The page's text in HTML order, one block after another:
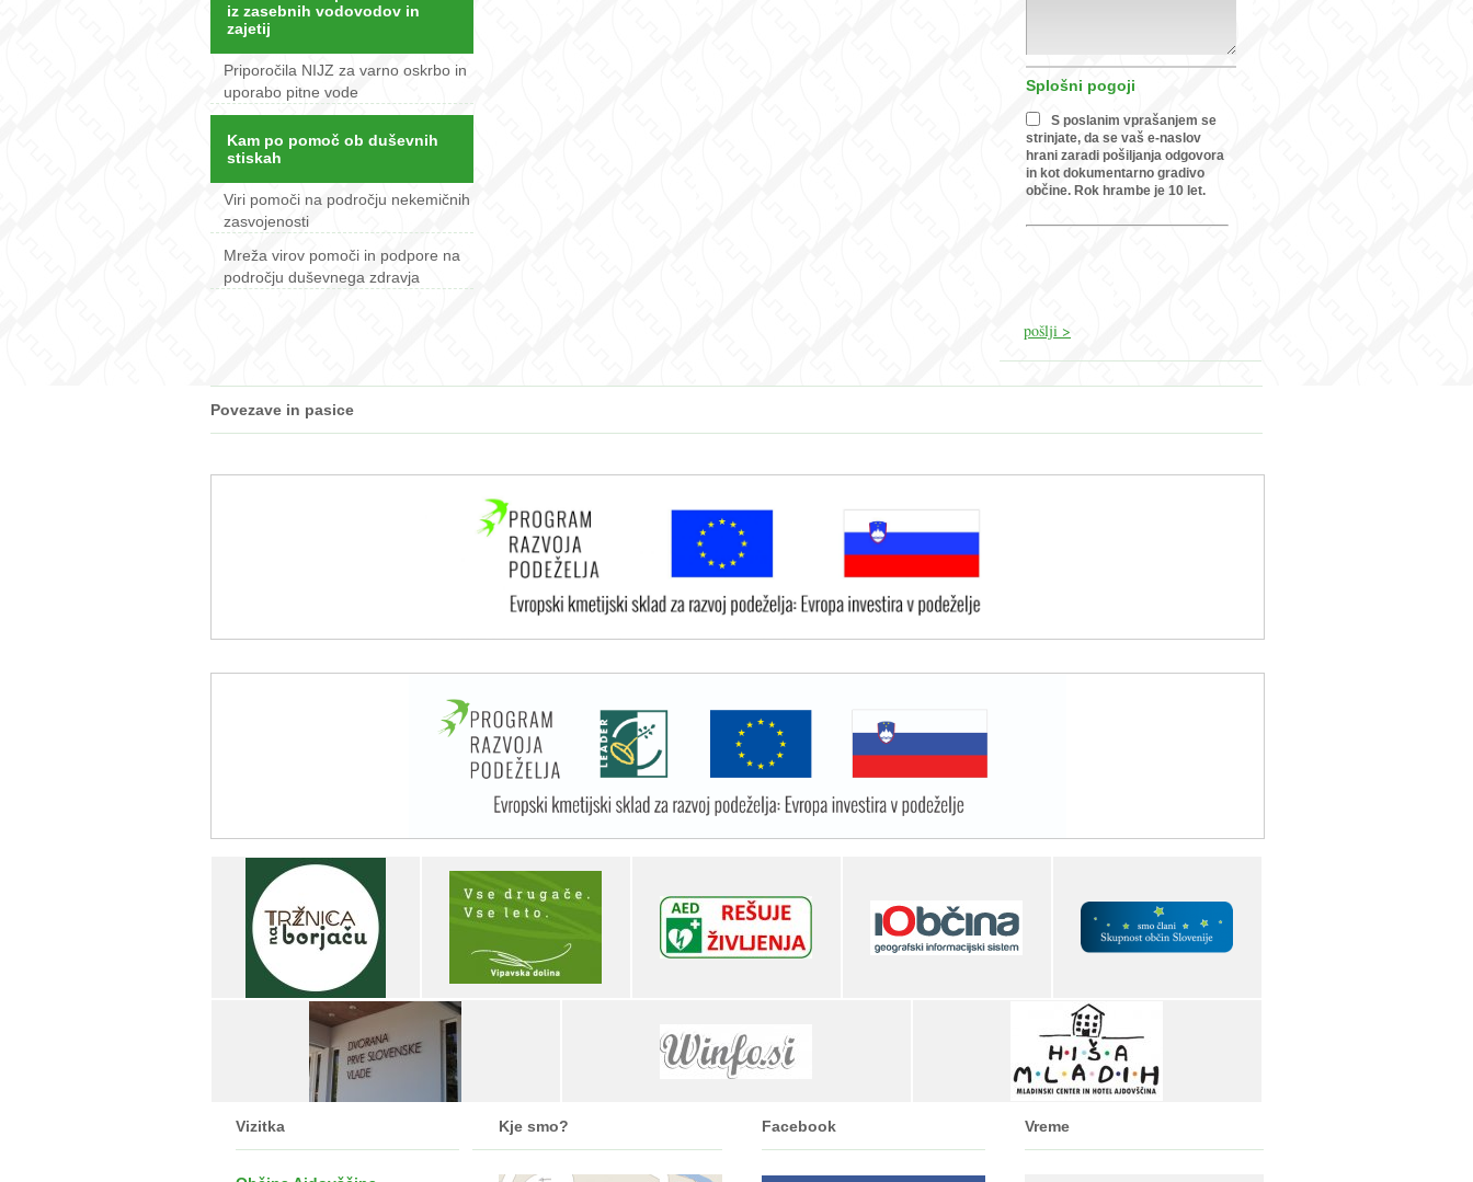
iz zasebnih vodovodov in
zajetij
Priporočila NIJZ za varno oskrbo in
uporabo pitne vode
Kam po pomoč ob duševnih
stiskah
Viri pomoči na področju nekemičnih
zasvojenosti
Mreža virov pomoči in podpore na
področju duševnega zdravja
Splošni pogoji
S poslanim vprašanjem se
strinjate, da se vaš e-naslov
hrani zaradi pošiljanja odgovora
in kot dokumentarno gradivo
občine. Rok hrambe je 10 let.
Povezave in pasice
Vizitka Kje smo? Facebook Vreme